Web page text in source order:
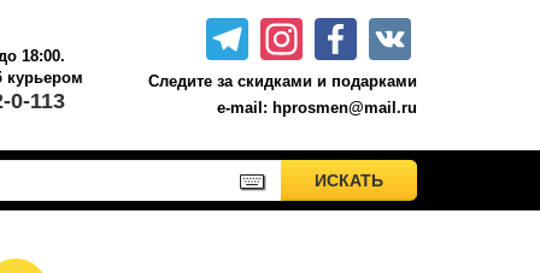
18:00.
0-113
Следите за скидками и подарками
e-mail: hprosmen@mail.ru
ИСКАТЬИСКАТЬ